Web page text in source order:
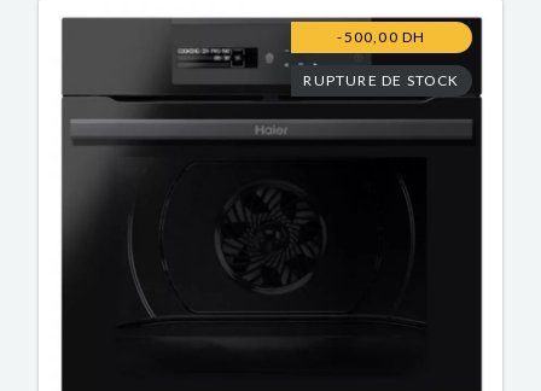
-500,00 DH
RUPTURE DE STOCK